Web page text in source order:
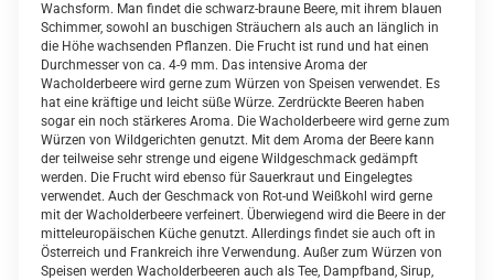
Wachsform. Man findet die schwarz-braune Beere, mit ihrem blauen
Schimmer, sowohl an buschigen Sträuchern als auch an länglich in
die Höhe wachsenden Pflanzen. Die Frucht ist rund und hat einen
Durchmesser von ca. 4-9 mm. Das intensive Aroma der
Wacholderbeere wird gerne zum Würzen von Speisen verwendet. Es
hat eine kräftige und leicht süße Würze. Zerdrückte Beeren haben
sogar ein noch stärkeres Aroma. Die Wacholderbeere wird gerne zum
Würzen von Wildgerichten genutzt. Mit dem Aroma der Beere kann
der teilweise sehr strenge und eigene Wildgeschmack gedämpft
werden. Die Frucht wird ebenso für Sauerkraut und Eingelegtes
verwendet. Auch der Geschmack von Rot-und Weißkohl wird gerne
mit der Wacholderbeere verfeinert. Überwiegend wird die Beere in der
mitteleuropäischen Küche genutzt. Allerdings findet sie auch oft in
Österreich und Frankreich ihre Verwendung. Außer zum Würzen von
Speisen werden Wacholderbeeren auch als Tee, Dampfband, Sirup,